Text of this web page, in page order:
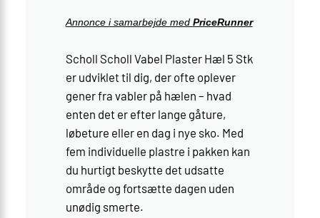
Annonce i samarbejde med PriceRunner
Scholl Scholl Vabel Plaster Hæl 5 Stk
er udviklet til dig, der ofte oplever
gener fra vabler på hælen – hvad
enten det er efter lange gåture,
løbeture eller en dag i nye sko. Med
fem individuelle plastre i pakken kan
du hurtigt beskytte det udsatte
område og fortsætte dagen uden
unødig smerte.